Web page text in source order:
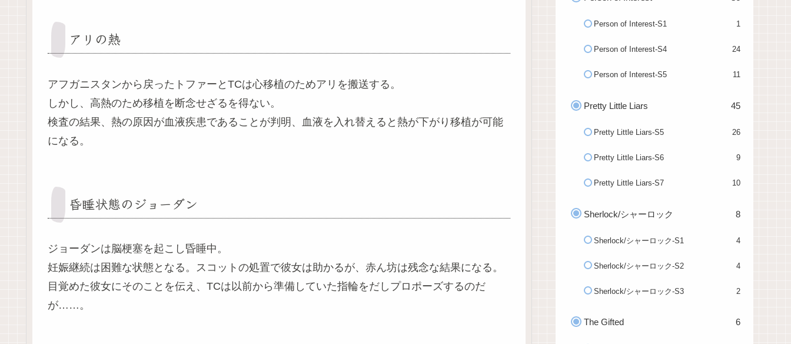
アリの熱
アフガニスタンから戻ったトファーとTCは心移植のためアリを搬送する。
しかし、高熱のため移植を断念せざるを得ない。
検査の結果、熱の原因が血液疾患であることが判明、血液を入れ替えると熱が下がり移植が可能
になる。
昏睡状態のジョーダン
ジョーダンは脳梗塞を起こし昏睡中。
妊娠継続は困難な状態となる。スコットの処置で彼女は助かるが、赤ん坊は残念な結果になる。
目覚めた彼女にそのことを伝え、TCは以前から準備していた指輪をだしプロポーズするのだ
が……。
Person of Interest-S1 1
Person of Interest-S4 24
Person of Interest-S5 11
Pretty Little Liars 45
Pretty Little Liars-S5 26
Pretty Little Liars-S6 9
Pretty Little Liars-S7 10
Sherlock/シャーロック 8
Sherlock/シャーロック-S1 4
Sherlock/シャーロック-S2 4
Sherlock/シャーロック-S3 2
The Gifted 6